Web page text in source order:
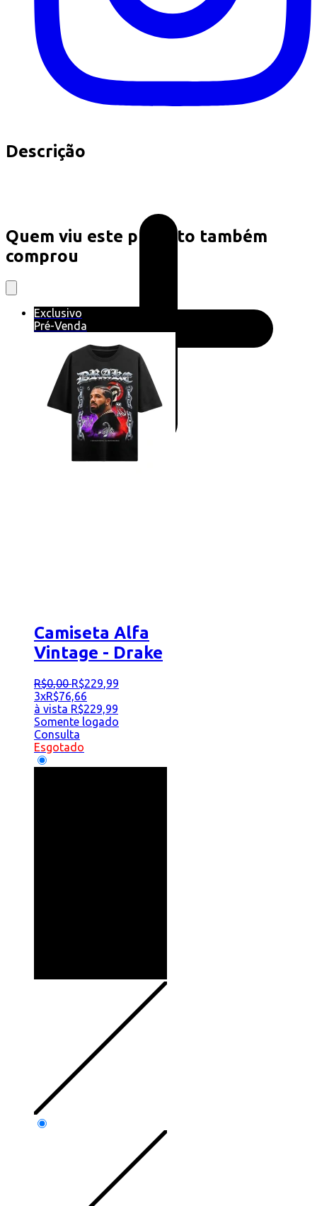
Descrição
Quem viu este produto também
comprou
Camiseta Alfa
Vintage - Drake
R$0,00 R$229,99
3xR$76,66
à vista R$229,99
Somente logado
Consulta
Esgotado